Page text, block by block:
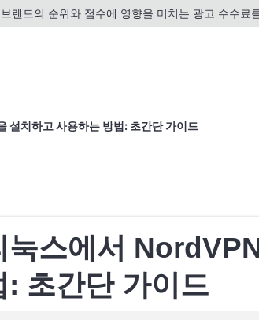
랜드의 순위와 점수에 영향을 미치는 광고 수수료
설치하고 사용하는 방법: 초간단 가이드
눅스에서
: 초간단 가이드